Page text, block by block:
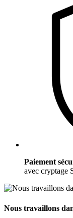
Paiement
avec cryptage
Nous travaillons